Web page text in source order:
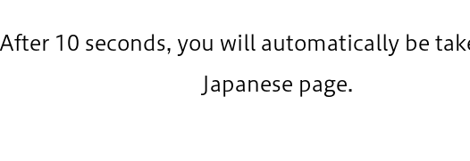
After 10 seconds, you will automatically be
Japanese page.